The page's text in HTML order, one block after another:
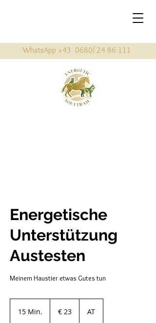
WhatsApp +43 0680/ 24 86 111
Energetische
Unterstützung
Austesten
Meinem Haustier etwas Gutes tun
15 Min. € 23 AT